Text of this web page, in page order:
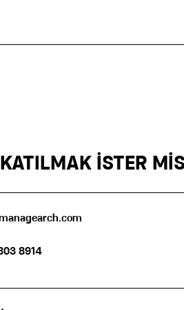
KATILMAK İSTER
8914